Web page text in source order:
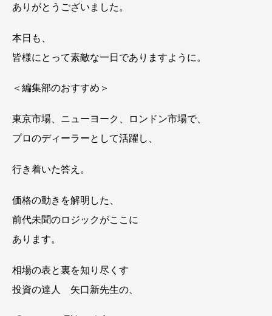
ありがとうございました。
本日も、
皆様にとって素敵な一日でありますように。
＜編集部のおすすめ＞
東京市場、ニューヨーク、ロンドン市場で、
プロのディーラーとして活躍し、
行き着いた答え。
価格の動きを解明した、
前代未聞のロジックがここに
あります。
相場の表と裏を知り尽くす
投資の達人 矢口新先生の、